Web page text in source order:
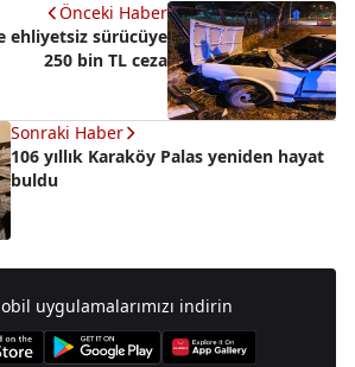
Önceki Haber
ehliyetsiz sürücüye
250 bin TL ceza
Sonraki Haber
106 yıllık Karaköy Palas yeniden hayat
buldu
uygulamalarımızı indirin